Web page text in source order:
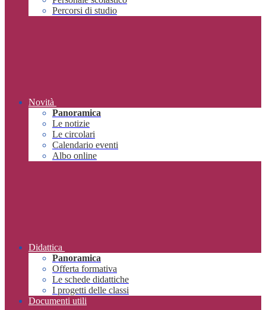
Percorsi di studio
Novità
Panoramica
Le notizie
Le circolari
Calendario eventi
Albo online
Didattica
Panoramica
Offerta formativa
Le schede didattiche
I progetti delle classi
Documenti utili